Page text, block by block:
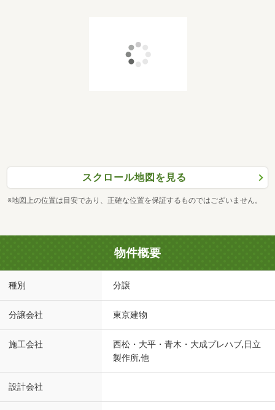
スクロール地図を見る
※地図上の位置は目安であり、正確な位置を保証するものではございません。
物件概要
種別 分譲
分譲会社 東京建物
施工会社
西松・大平・青木・大成プレハブ,日立
製作所,他
設計会社